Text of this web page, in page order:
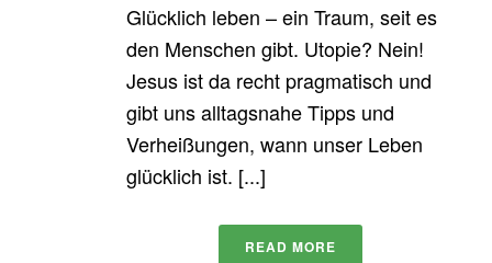
Glücklich leben – ein Traum, seit es
den Menschen gibt. Utopie? Nein!
Jesus ist da recht pragmatisch und
gibt uns alltagsnahe Tipps und
Verheißungen, wann unser Leben
glücklich ist. [...]
READ MORE